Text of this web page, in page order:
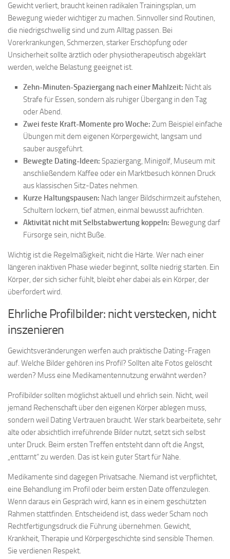
Gewicht verliert, braucht keinen radikalen Trainingsplan, um
Bewegung wieder wichtiger zu machen. Sinnvoller sind Routinen,
die niedrigschwellig sind und zum Alltag passen. Bei
Vorerkrankungen, Schmerzen, starker Erschöpfung oder
Unsicherheit sollte ärztlich oder physiotherapeutisch abgeklärt
werden, welche Belastung geeignet ist.
Zehn-Minuten-Spaziergang nach einer Mahlzeit: Nicht als
Strafe für Essen, sondern als ruhiger Übergang in den Tag
oder Abend.
Zwei feste Kraft-Momente pro Woche: Zum Beispiel einfache
Übungen mit dem eigenen Körpergewicht, langsam und
sauber ausgeführt.
Bewegte Dating-Ideen: Spaziergang, Minigolf, Museum mit
anschließendem Kaffee oder ein Marktbesuch können Druck
aus klassischen Sitz-Dates nehmen.
Kurze Haltungspausen: Nach langer Bildschirmzeit aufstehen,
Schultern lockern, tief atmen, einmal bewusst aufrichten.
Aktivität nicht mit Selbstabwertung koppeln: Bewegung darf
Fürsorge sein, nicht Buße.
Wichtig ist die Regelmäßigkeit, nicht die Härte. Wer nach einer
längeren inaktiven Phase wieder beginnt, sollte niedrig starten. Ein
Körper, der sich sicher fühlt, bleibt eher dabei als ein Körper, der
überfordert wird.
Ehrliche Profilbilder: nicht verstecken, nicht
inszenieren
Gewichtsveränderungen werfen auch praktische Dating-Fragen
auf. Welche Bilder gehören ins Profil? Sollten alte Fotos gelöscht
werden? Muss eine Medikamentennutzung erwähnt werden?
Profilbilder sollten möglichst aktuell und ehrlich sein. Nicht, weil
jemand Rechenschaft über den eigenen Körper ablegen muss,
sondern weil Dating Vertrauen braucht. Wer stark bearbeitete, sehr
alte oder absichtlich irreführende Bilder nutzt, setzt sich selbst
unter Druck. Beim ersten Treffen entsteht dann oft die Angst,
„enttarnt“ zu werden. Das ist kein guter Start für Nähe.
Medikamente sind dagegen Privatsache. Niemand ist verpflichtet,
eine Behandlung im Profil oder beim ersten Date offenzulegen.
Wenn daraus ein Gespräch wird, kann es in einem geschützten
Rahmen stattfinden. Entscheidend ist, dass weder Scham noch
Rechtfertigungsdruck die Führung übernehmen. Gewicht,
Krankheit, Therapie und Körpergeschichte sind sensible Themen.
Sie verdienen Respekt.